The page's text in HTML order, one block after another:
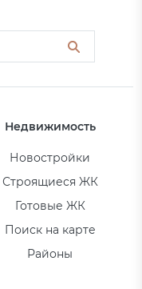
Недвижимость
Новостройки
Строящиеся ЖК
Готовые ЖК
Поиск на карте
Районы